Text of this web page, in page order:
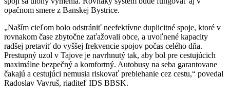
opačnom smere z Banskej Bystrice.
„Naším cieľom bolo odstrániť neefektívne duplicitné spoje, ktoré v
rovnakom čase zbytočne zaťažovali obce, a uvoľnené kapacity
radšej pretaviť do vyššej frekvencie spojov počas celého dňa.
Prestupný uzol v Tajove je navrhnutý tak, aby bol pre cestujúcich
maximálne bezpečný a komfortný. Autobusy na seba garantovane
čakajú a cestujúci nemusia riskovať prebiehanie cez cestu,“ povedal
Radoslav Vavruš, riaditeľ IDS BBSK.